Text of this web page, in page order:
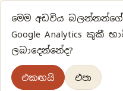
මුල් පිටුව
මෙම අඩවිය බලන්නන්ගේ
Google Analytics කුකී
ලබාදෙන්නේද?
එකඟයි එපා